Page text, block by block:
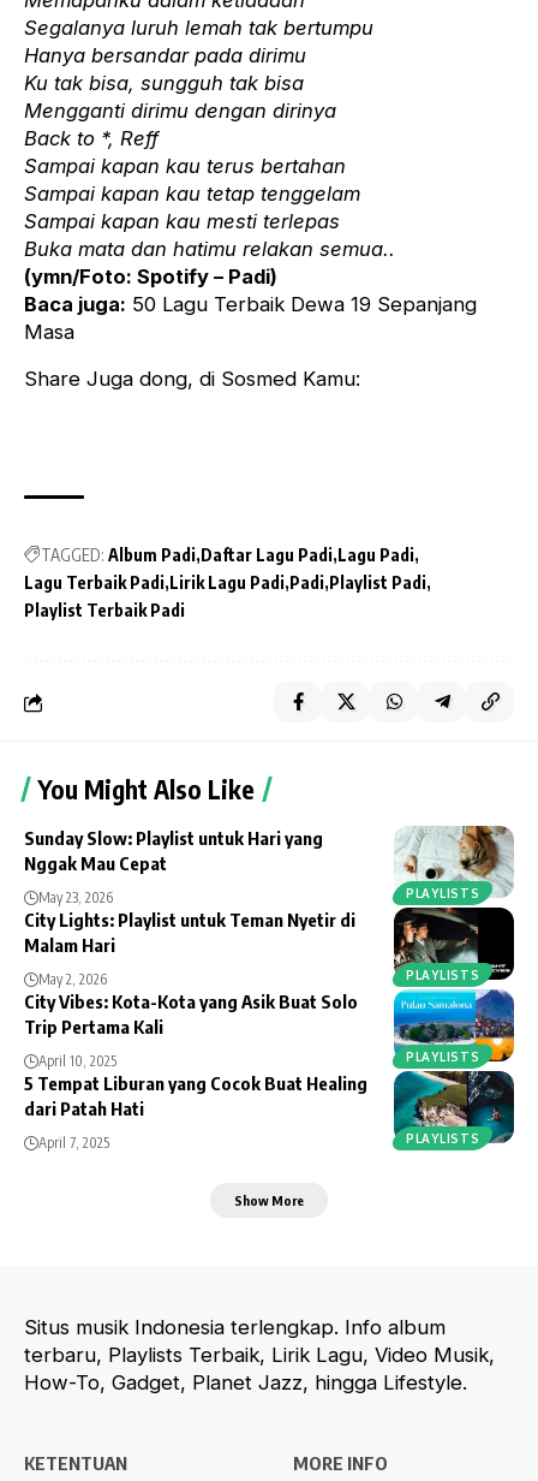
Segalanya luruh lemah tak bertumpu
Hanya bersandar pada dirimu
Ku tak bisa, sungguh tak bisa
Mengganti dirimu dengan dirinya
Back to *, Reff
Sampai kapan kau terus bertahan
Sampai kapan kau tetap tenggelam
Sampai kapan kau mesti terlepas
Buka mata dan hatimu relakan semua..
(ymn/Foto: Spotify – Padi)
Baca juga: 50 Lagu Terbaik Dewa 19 Sepanjang
Masa
Share Juga dong, di Sosmed Kamu:
TAGGED: Album Padi Daftar Lagu Padi Lagu Padi
Lagu Terbaik Padi Lirik Lagu Padi Padi Playlist Padi
Playlist Terbaik Padi
You Might Also Like
PLAYLISTS
Sunday Slow: Playlist untuk Hari yang
Nggak Mau Cepat
May 23, 2026
PLAYLISTS
City Lights: Playlist untuk Teman Nyetir di
Malam Hari
May 2, 2026
PLAYLISTS
City Vibes: Kota-Kota yang Asik Buat Solo
Trip Pertama Kali
April 10, 2025
PLAYLISTS
5 Tempat Liburan yang Cocok Buat Healing
dari Patah Hati
April 7, 2025
Show More
Situs musik Indonesia terlengkap. Info album
terbaru, Playlists Terbaik, Lirik Lagu, Video Musik,
How-To, Gadget, Planet Jazz, hingga Lifestyle.
KETENTUAN MORE INFO